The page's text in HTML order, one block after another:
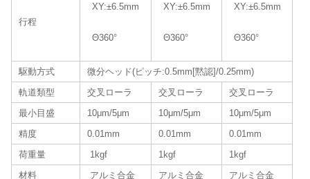
行程
XY:±6.5mm
Θ360°
XY:±6.5mm
Θ360°
XY:±6.5mm
Θ360°
駆動方式
微分ヘッド(ピッチ:0.5mm[黙認]/0.25mm)
軌道類型
交叉ローラ 交叉ローラ
交叉ローラ
最小目盛
10μm/5μm 10μm/5μm
10μm/5μm
精度
0.01mm 0.01mm
0.01mm
荷重量
1kgf 1kgf
1kgf
材料
アルミ合金 アルミ合金 アルミ合金